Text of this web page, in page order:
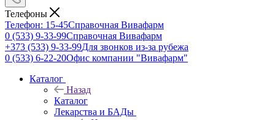
Телефоны
Телефон: 15-45Справочная Вивафарм
0 (533) 9-33-99Справочная Вивафарм
+373 (533) 9-33-99Для звонков из-за рубежа
0 (533) 6-22-20Офис компании "Вивафарм"
Каталог
Назад
Каталог
Лекарства и БАДы